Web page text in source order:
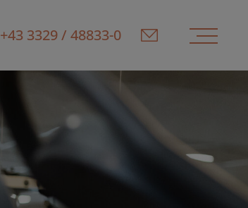
+43 3329 / 48833-0 E-Mail